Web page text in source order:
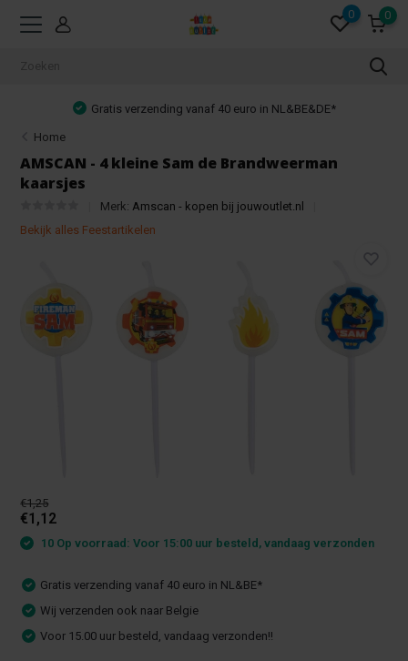
0 0
Gratis verzending vanaf 40 euro in NL&BE&DE*
Home
AMSCAN - 4 kleine Sam de Brandweerman
kaarsjes
Merk: Amscan - kopen bij jouwoutlet.nl
Bekijk alles Feestartikelen
€1,25
€1,12
10 Op voorraad: Voor 15:00 uur besteld, vandaag verzonden
Gratis verzending vanaf 40 euro in NL&BE*
Wij verzenden ook naar Belgie
Voor 15.00 uur besteld, vandaag verzonden!!